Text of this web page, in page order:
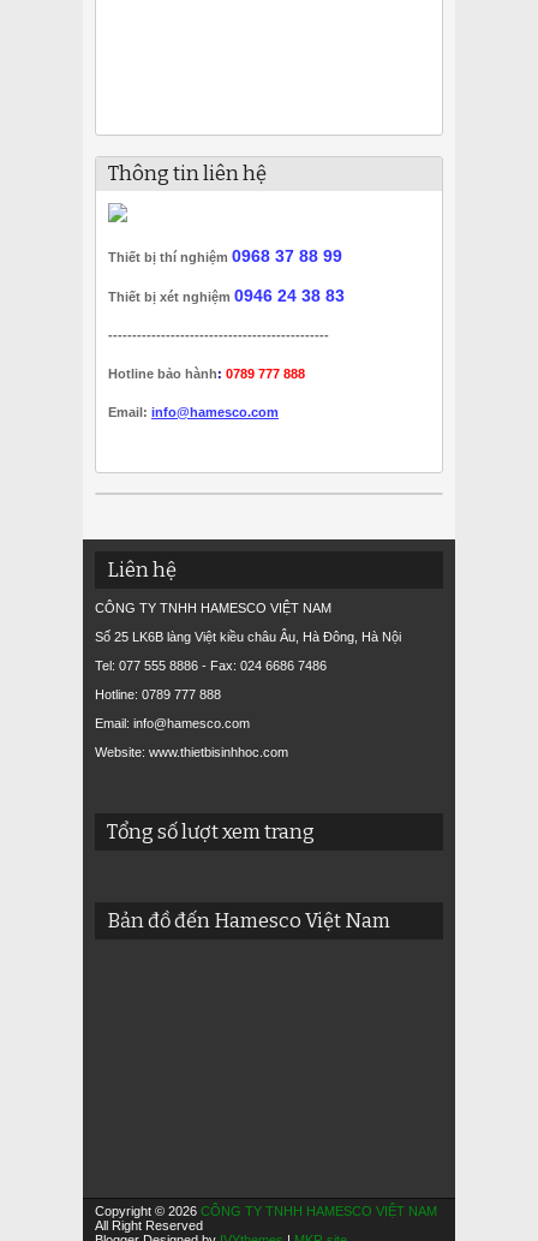
Thông tin liên hệ
Thiết bị thí nghiệm 0968 37 88 99
Thiết bị xét nghiệm 0946 24 38 83
----------------------------------------------
Hotline bảo hành: 0789 777 888
Email: info@hamesco.com
Liên hệ
CÔNG TY TNHH HAMESCO VIỆT NAM
Số 25 LK6B làng Việt kiều châu Âu, Hà Đông, Hà Nội
Tel: 077 555 8886 - Fax: 024 6686 7486
Hotline: 0789 777 888
Email: info@hamesco.com
Website: www.thietbisinhhoc.com
Tổng số lượt xem trang
Bản đồ đến Hamesco Việt Nam
Copyright © 2026 CÔNG TY TNHH HAMESCO VIỆT NAM
All Right Reserved